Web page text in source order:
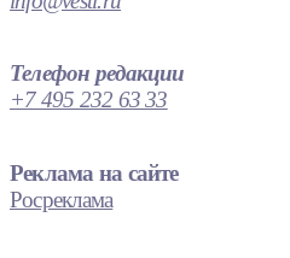
Телефон редакции
+7 495 232 63 33
Реклама на сайте
Росреклама